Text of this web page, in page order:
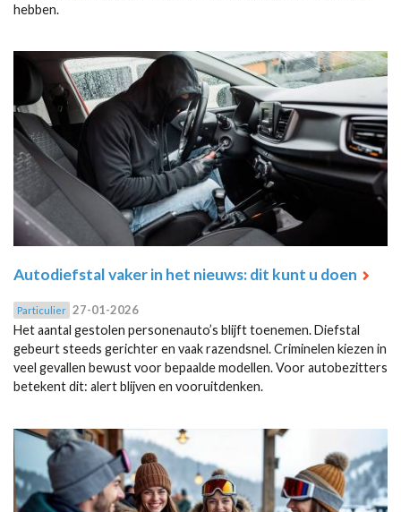
hebben.
Autodiefstal vaker in het nieuws: dit kunt u doen
Particulier 27-01-2026
Het aantal gestolen personenauto’s blijft toenemen. Diefstal
gebeurt steeds gerichter en vaak razendsnel. Criminelen kiezen in
veel gevallen bewust voor bepaalde modellen. Voor autobezitters
betekent dit: alert blijven en vooruitdenken.